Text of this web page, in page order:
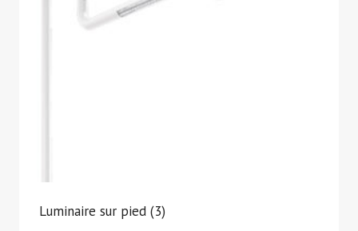
Luminaire sur pied (3)